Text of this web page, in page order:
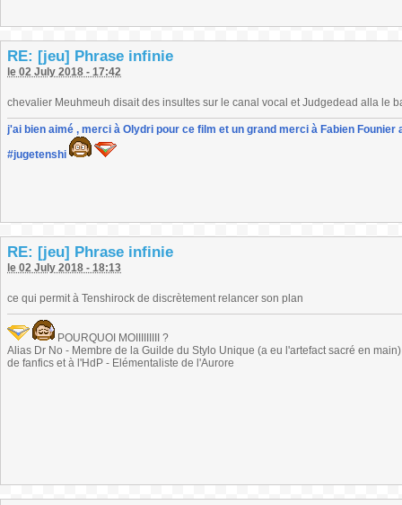
RE: [jeu] Phrase infinie
le 02 July 2018 - 17:42
chevalier Meuhmeuh disait des insultes sur le canal vocal et Judgedead alla le
j'ai bien aimé , merci à Olydri pour ce film et un grand merci à Fabien
#jugetenshi
RE: [jeu] Phrase infinie
le 02 July 2018 - 18:13
ce qui permit à Tenshirock de discrètement relancer son plan
POURQUOI MOIIIIIIIII ?
Alias Dr No - Membre de la Guilde du Stylo Unique (a eu l'artefact sacré en
de fanfics et à l'HdP - Elémentaliste de l'Aurore